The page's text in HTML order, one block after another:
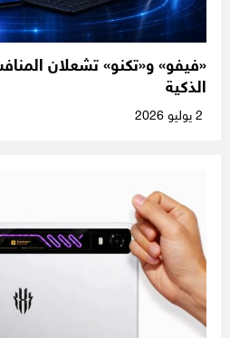
«فيفو» و«تكنو» تشعلان
الذكية